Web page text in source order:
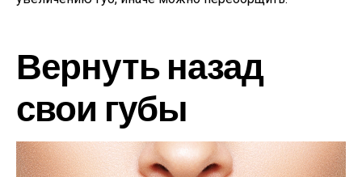
Вернуть назад
свои губы